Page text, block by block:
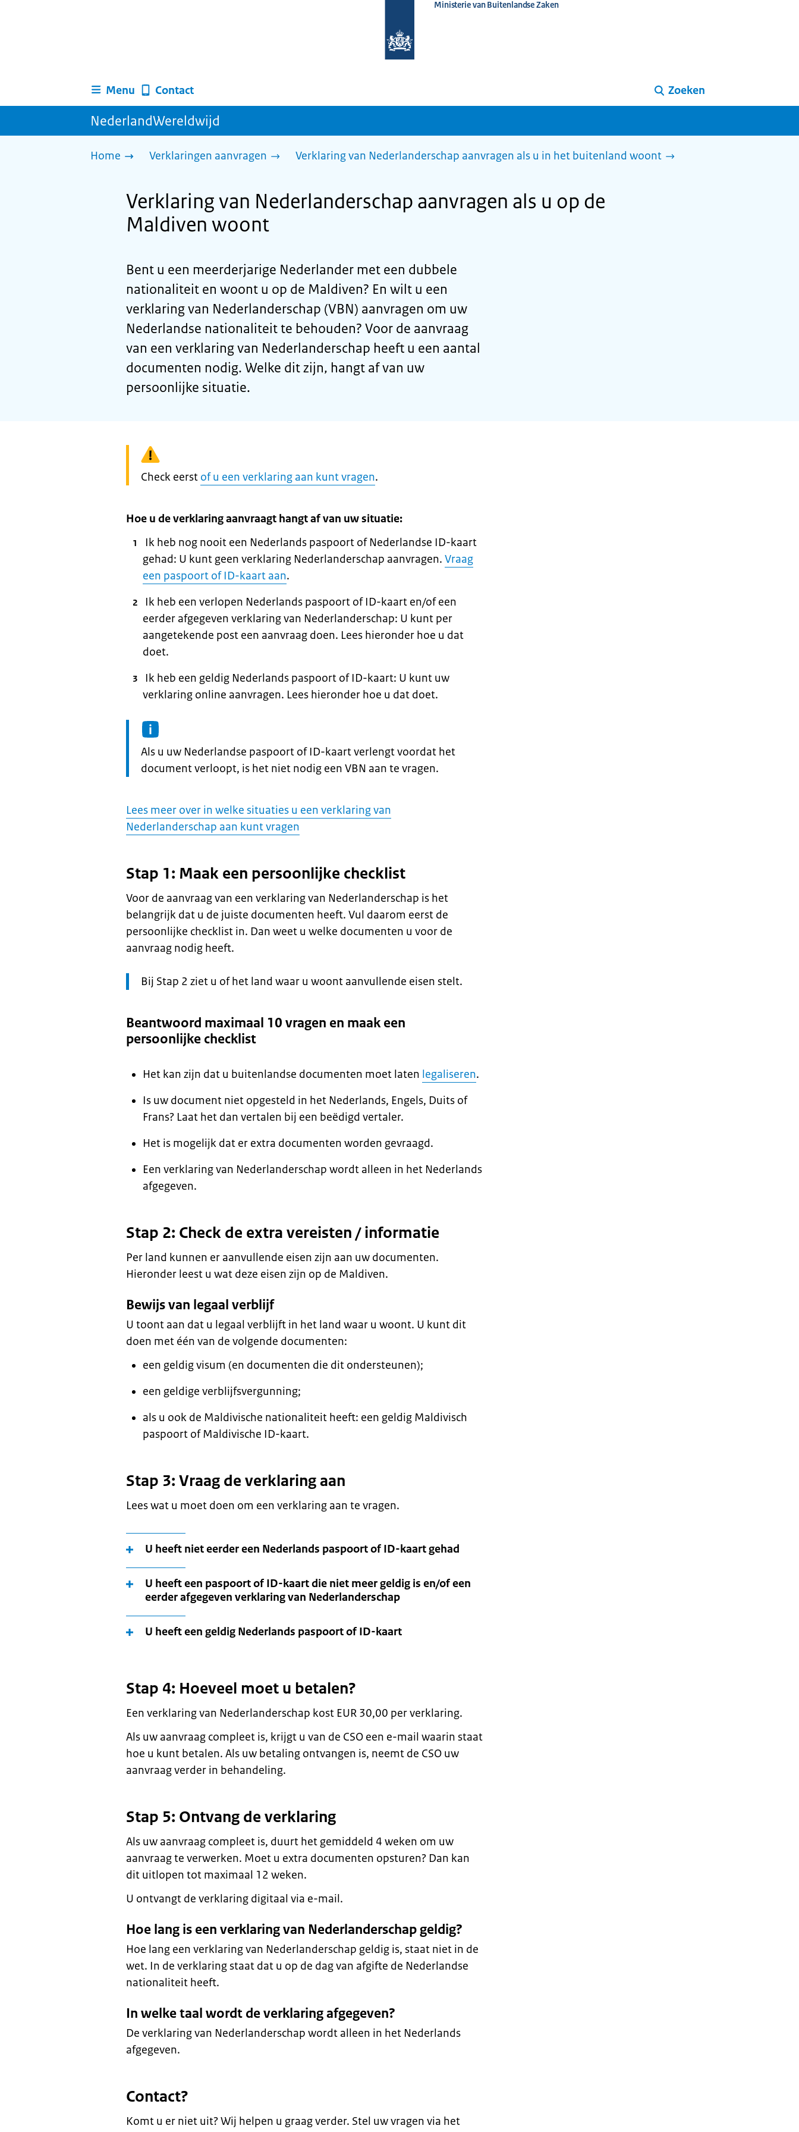
homepage
Ministerie van Buitenlandse Zaken
Menu Contact Zoeken
NederlandWereldwijd
Home Verklaringen aanvragen Verklaring van Nederlanderschap aanvragen als u in het buitenland woont
Verklaring van Nederlanderschap aanvragen als u op de
Maldiven woont
Bent u een meerderjarige Nederlander met een dubbele
nationaliteit en woont u op de Maldiven? En wilt u een
verklaring van Nederlanderschap (VBN) aanvragen om uw
Nederlandse nationaliteit te behouden? Voor de aanvraag
van een verklaring van Nederlanderschap heeft u een aantal
documenten nodig. Welke dit zijn, hangt af van uw
persoonlijke situatie.
Waarschuwing:
Check eerst of u een verklaring aan kunt vragen.
Hoe u de verklaring aanvraagt hangt af van uw situatie:
Ik heb nog nooit een Nederlands paspoort of Nederlandse ID-kaart
gehad: U kunt geen verklaring Nederlanderschap aanvragen. Vraag
een paspoort of ID-kaart aan.
Ik heb een verlopen Nederlands paspoort of ID-kaart en/of een
eerder afgegeven verklaring van Nederlanderschap: U kunt per
aangetekende post een aanvraag doen. Lees hieronder hoe u dat
doet.
Ik heb een geldig Nederlands paspoort of ID-kaart: U kunt uw
verklaring online aanvragen. Lees hieronder hoe u dat doet.
Informatie:
Als u uw Nederlandse paspoort of ID-kaart verlengt voordat het
document verloopt, is het niet nodig een VBN aan te vragen.
Lees meer over in welke situaties u een verklaring van
Nederlanderschap aan kunt vragen
Stap 1: Maak een persoonlijke checklist
Voor de aanvraag van een verklaring van Nederlanderschap is het
belangrijk dat u de juiste documenten heeft. Vul daarom eerst de
persoonlijke checklist in. Dan weet u welke documenten u voor de
aanvraag nodig heeft.
Let
Bij Stap 2 ziet u of het land waar u woont aanvullende eisen stelt.
Beantwoord maximaal 10 vragen en maak een
persoonlijke checklist
Het kan zijn dat u buitenlandse documenten moet laten legaliseren.
Is uw document niet opgesteld in het Nederlands, Engels, Duits of
Frans? Laat het dan vertalen bij een beëdigd vertaler.
Het is mogelijk dat er extra documenten worden gevraagd.
Een verklaring van Nederlanderschap wordt alleen in het Nederlands
afgegeven.
Stap 2: Check de extra vereisten / informatie
Per land kunnen er aanvullende eisen zijn aan uw documenten.
Hieronder leest u wat deze eisen zijn op de Maldiven.
Bewijs van legaal verblijf
U toont aan dat u legaal verblijft in het land waar u woont. U kunt dit
doen met één van de volgende documenten:
een geldig visum (en documenten die dit ondersteunen);
een geldige verblijfsvergunning;
als u ook de Maldivische nationaliteit heeft: een geldig Maldivisch
paspoort of Maldivische ID-kaart.
Stap 3: Vraag de verklaring aan
Lees wat u moet doen om een verklaring aan te vragen.
U heeft niet eerder een Nederlands paspoort of ID-kaart gehad
U heeft een paspoort of ID-kaart die niet meer geldig is en/of een
eerder afgegeven verklaring van Nederlanderschap
U heeft een geldig Nederlands paspoort of ID-kaart
Stap 4: Hoeveel moet u betalen?
Een verklaring van Nederlanderschap kost EUR 30,00 per verklaring.
Als uw aanvraag compleet is, krijgt u van de CSO een e-mail waarin staat
hoe u kunt betalen. Als uw betaling ontvangen is, neemt de CSO uw
aanvraag verder in behandeling.
Stap 5: Ontvang de verklaring
Als uw aanvraag compleet is, duurt het gemiddeld 4 weken om uw
aanvraag te verwerken. Moet u extra documenten opsturen? Dan kan
dit uitlopen tot maximaal 12 weken.
U ontvangt de verklaring digitaal via e-mail.
Hoe lang is een verklaring van Nederlanderschap geldig?
Hoe lang een verklaring van Nederlanderschap geldig is, staat niet in de
wet. In de verklaring staat dat u op de dag van afgifte de Nederlandse
nationaliteit heeft.
In welke taal wordt de verklaring afgegeven?
De verklaring van Nederlanderschap wordt alleen in het Nederlands
afgegeven.
Contact?
Komt u er niet uit? Wij helpen u graag verder. Stel uw vragen via het